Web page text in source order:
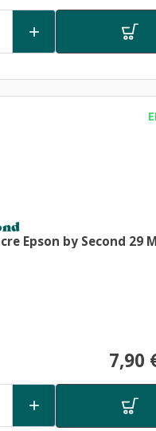

Epson by Second 29
7,90
